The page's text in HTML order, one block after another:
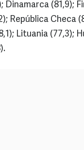
Dinamarca (81,9);
República Checa
Lituania (77,3);